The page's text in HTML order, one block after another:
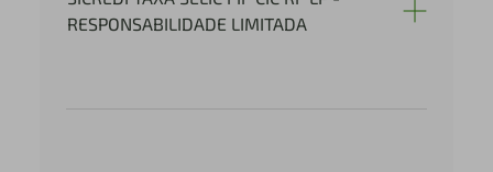
RESPONSABILIDADE LIMITADA